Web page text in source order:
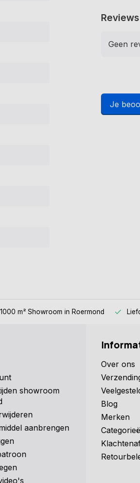
Reviews
Geen
Je
1000 m² Showroom in Roermond
showroom
aanbrengen
Over ons
Blog
Merken